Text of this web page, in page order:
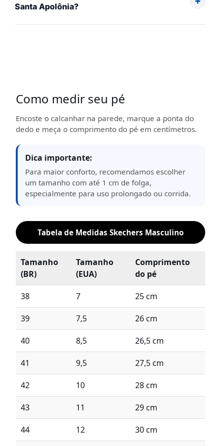
Santa Apolônia?
Como medir seu pé
Encoste o calcanhar na parede, marque a ponta do
dedo e meça o comprimento do pé em centímetros.
Dica importante:
Para maior conforto, recomendamos escolher
um tamanho com até 1 cm de folga,
especialmente para uso prolongado ou corrida.
Tabela de Medidas Skechers Masculino
Tamanho
(BR)
Tamanho
(EUA)
Comprimento
do pé
38 7 25 cm
39 7,5 26 cm
40 8,5 26,5 cm
41 9,5 27,5 cm
42 10 28 cm
43 11 29 cm
44 12 30 cm